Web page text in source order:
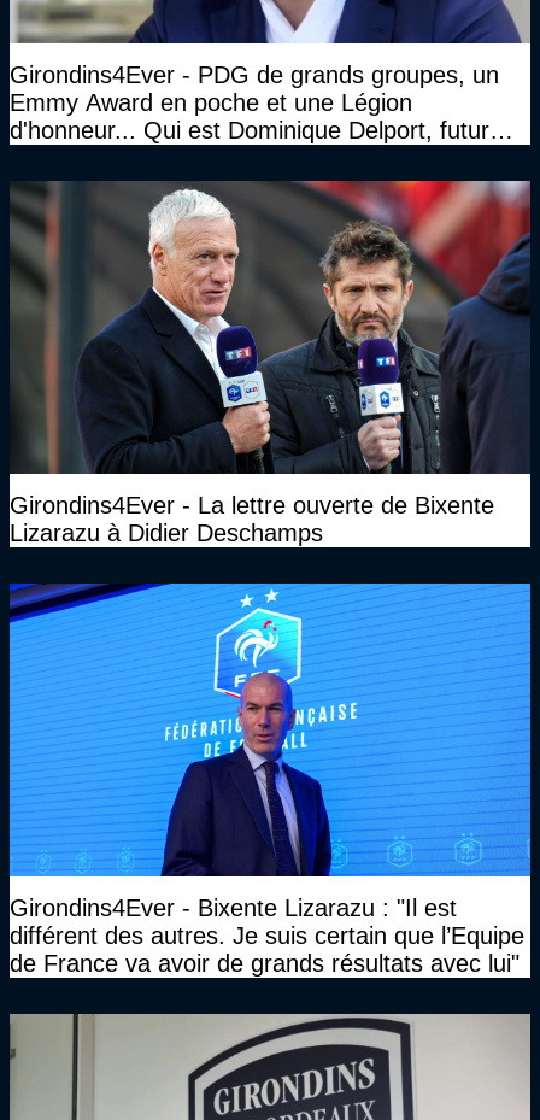
Girondins4Ever - PDG de grands groupes, un
Emmy Award en poche et une Légion
d'honneur... Qui est Dominique Delport, futur
Girondins4Ever - La lettre ouverte de Bixente
Lizarazu à Didier Deschamps
Girondins4Ever - Bixente Lizarazu : "Il est
différent des autres. Je suis certain que l’Equipe
de France va avoir de grands résultats avec lui"